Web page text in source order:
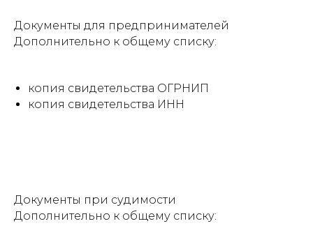
Документы для предпринимателей
Дополнительно к общему списку:
копия свидетельства ОГРНИП
копия свидетельства ИНН
Документы при судимости
Дополнительно к общему списку: